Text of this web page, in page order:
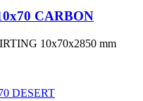
CARBON
10x70x2850 mm